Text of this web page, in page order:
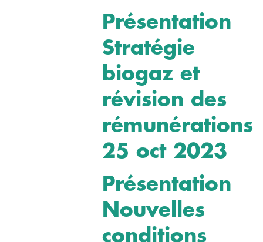
Présentation
Stratégie
biogaz et
révision des
rémunérations
25 oct 2023
Présentation
Nouvelles
conditions